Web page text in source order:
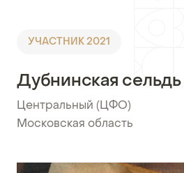
УЧАСТНИК 2021
Дубнинская сельдь
Центральный (ЦФО)
•Московская область